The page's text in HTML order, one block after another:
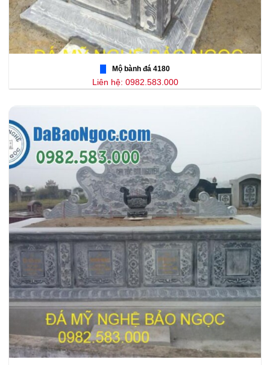
Mộ bành đá 4180
Liên hệ: 0982.583.000